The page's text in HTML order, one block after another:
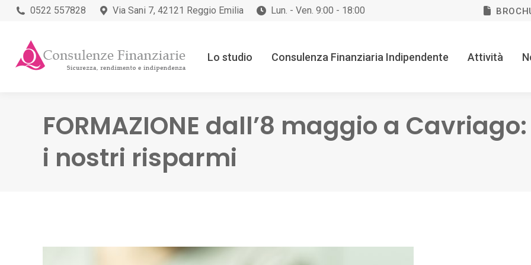
0522 557828 Via Sani 7, 42121 Reggio Emilia Lun. - Ven. 9:00 - 18:00
Lo studio Consulenza Finanziaria Indipendente Attività
FORMAZIONE dall’8 maggio a
i nostri risparmi